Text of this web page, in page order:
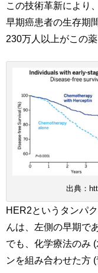
この技術革新により
早期癌患者の生存期
230万人以上がこの
出典：
HER2というタンパ
んは、左側の早期で
でも、化学療法のみ
ンを組み合わせた方